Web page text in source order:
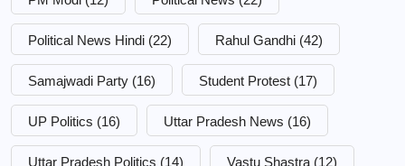
Political News Hindi (22) Rahul Gandhi (42)
Samajwadi Party (16) Student Protest (17)
UP Politics (16) Uttar Pradesh News (16)
Uttar Pradesh Politics (14) Vastu Shastra (12)